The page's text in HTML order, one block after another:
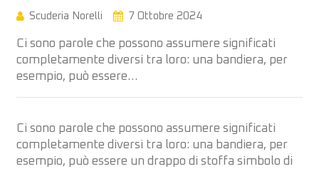
Scuderia Norelli 7 Ottobre 2024
Ci sono parole che possono assumere significati
completamente diversi tra loro: una bandiera, per
esempio, può essere…
Ci sono parole che possono assumere significati
completamente diversi tra loro: una bandiera, per
esempio, può essere un drappo di stoffa simbolo di